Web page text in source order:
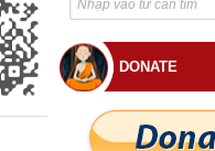
DONATE